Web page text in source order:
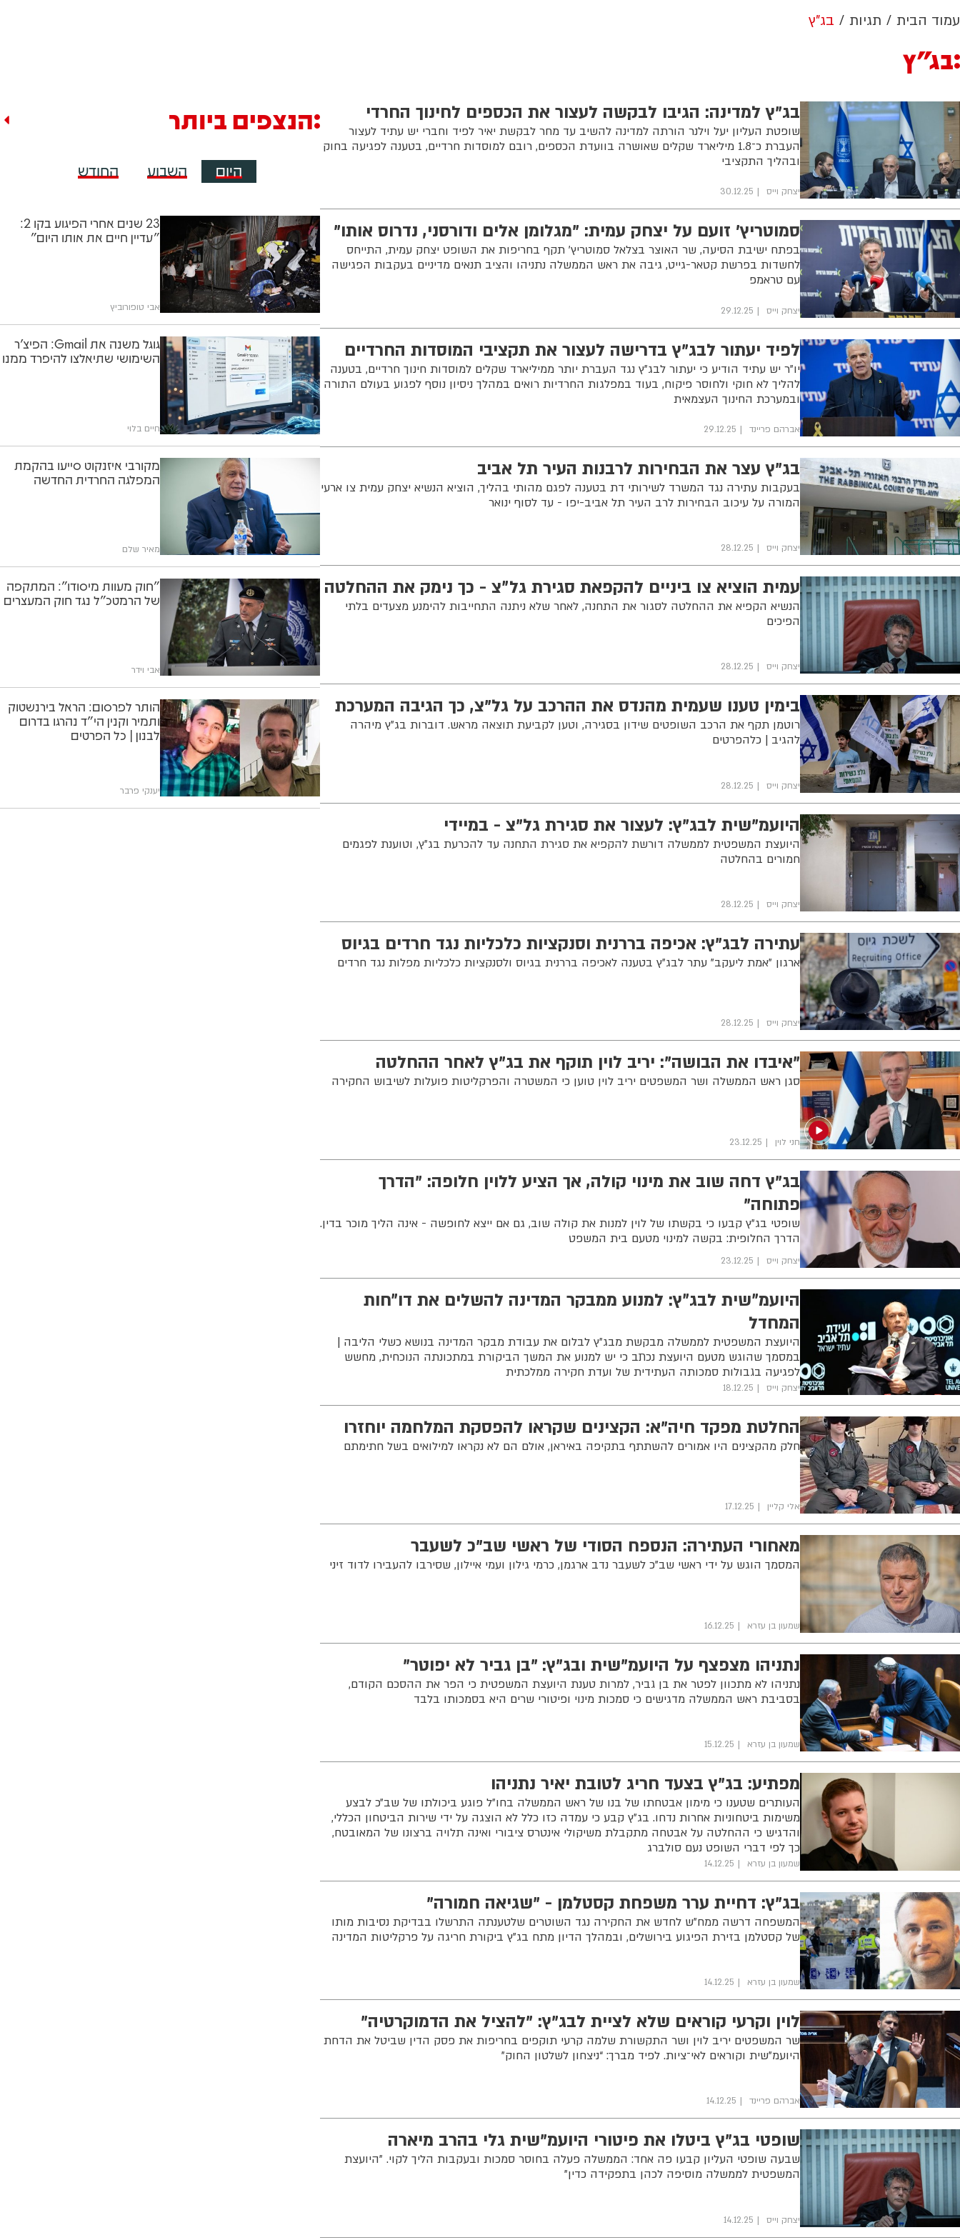
עמוד הבית תגיות בג"ץ
בג"ץ
בג"ץ למדינה: הגיבו לבקשה לעצור את הכספים לחינוך החרדי
שופטת העליון יעל וילנר הורתה למדינה להשיב עד מחר לבקשת יאיר לפיד וחברי יש עתיד לעצור
העברת כ־1.8 מיליארד שקלים שאושרה בוועדת הכספים, רובם למוסדות חרדיים, בטענה לפגיעה בחוק
ובהליך התקציבי
יצחק וייס 30.12.25
סמוטריץ' זועם על יצחק עמית: "מגלומן אלים ודורסני, נדרוס אותו"
בפתח ישיבת הסיעה, שר האוצר בצלאל סמוטריץ' תקף בחריפות את השופט יצחק עמית, התייחס
לחשדות בפרשת קטאר-גייט, גיבה את ראש הממשלה נתניהו והציב תנאים מדיניים בעקבות הפגישה
עם טראמפ
יצחק וייס 29.12.25
לפיד יעתור לבג"ץ בדרישה לעצור את תקציבי המוסדות החרדיים
יו"ר יש עתיד הודיע כי יעתור לבג"ץ נגד העברת יותר ממיליארד שקלים למוסדות חינוך חרדיים, בטענה
להליך לא חוקי ולחוסר פיקוח, בעוד במפלגות החרדיות רואים במהלך ניסיון נוסף לפגוע בעולם התורה
ובמערכת החינוך העצמאית
אברהם פריינד 29.12.25
בג"ץ עצר את הבחירות לרבנות העיר תל אביב
בעקבות עתירה נגד המשרד לשירותי דת בטענה לפגם מהותי בהליך, הוציא הנשיא יצחק עמית צו ארעי
המורה על עיכוב הבחירות לרב העיר תל אביב-יפו - עד לסוף ינואר
יצחק וייס 28.12.25
עמית הוציא צו ביניים להקפאת סגירת גל״צ - כך נימק את ההחלטה
הנשיא הקפיא את ההחלטה לסגור את התחנה, לאחר שלא ניתנה התחייבות להימנע מצעדים בלתי
הפיכים
יצחק וייס 28.12.25
בימין טענו שעמית מהנדס את ההרכב על גל"צ, כך הגיבה המערכת
רוטמן תקף את הרכב השופטים שידון בסגירה, וטען לקביעת תוצאה מראש. דוברות בג"ץ מיהרה
להגיב | כלהפרטים
יצחק וייס 28.12.25
היועמ"שית לבג"ץ: לעצור את סגירת גל"צ - במיידי
היועצת המשפטית לממשלה דורשת להקפיא את סגירת התחנה עד להכרעת בג"ץ, וטוענת לפגמים
חמורים בהחלטה
יצחק וייס 28.12.25
עתירה לבג"ץ: אכיפה בררנית וסנקציות כלכליות נגד חרדים בגיוס
ארגון "אמת ליעקב" עתר לבג"ץ בטענה לאכיפה בררנית בגיוס ולסנקציות כלכליות מפלות נגד חרדים
יצחק וייס 28.12.25
"איבדו את הבושה": יריב לוין תוקף את בג"ץ לאחר ההחלטה
סגן ראש הממשלה ושר המשפטים יריב לוין טוען כי המשטרה והפרקליטות פועלות לשיבוש החקירה
חני לוין 23.12.25
בג"ץ דחה שוב את מינוי קולה, אך הציע ללוין חלופה: "הדרך
פתוחה"
שופטי בג"ץ קבעו כי בקשתו של לוין למנות את קולה שוב, גם אם ייצא לחופשה - אינה הליך מוכר בדין.
הדרך החלופית: בקשה למינוי מטעם בית המשפט
יצחק וייס 23.12.25
היועמ״שית לבג״ץ: למנוע ממבקר המדינה להשלים את דו״חות
המחדל
היועצת המשפטית לממשלה מבקשת מבג״ץ לבלום את עבודת מבקר המדינה בנושא כשלי הליבה |
במסמך שהוגש מטעם היועצת נכתב כי יש למנוע את המשך הביקורת במתכונתה הנוכחית, מחשש
לפגיעה בגבולות סמכותה העתידית של ועדת חקירה ממלכתית
יצחק וייס 18.12.25
החלטת מפקד חיה"א: הקצינים שקראו להפסקת המלחמה יוחזרו
חלק מהקצינים היו אמורים להשתתף בתקיפה באיראן, אולם הם לא נקראו למילואים בשל חתימתם
אלי קליין 17.12.25
מאחורי העתירה: הנספח הסודי של ראשי שב"כ לשעבר
המסמך הוגש על ידי ראשי שב"כ לשעבר נדב ארגמן, כרמי גילון ועמי איילון, שסירבו להעבירו לדוד זיני
שמעון בן עזרא 16.12.25
נתניהו מצפצף על היועמ"שית ובג"ץ: "בן גביר לא יפוטר"
נתניהו לא מתכוון לפטר את בן גביר, למרות טענת היועצת המשפטית כי הפר את ההסכם הקודם,
בסביבת ראש הממשלה מדגישים כי סמכות מינוי ופיטורי שרים היא בסמכותו בלבד
שמעון בן עזרא 15.12.25
מפתיע: בג"ץ בצעד חריג לטובת יאיר נתניהו
העותרים שטענו כי מימון אבטחתו של בנו של ראש הממשלה בחו״ל פוגע ביכולתו של שב״כ לבצע
משימות ביטחוניות אחרות נדחו. בג״ץ קבע כי עמדה כזו כלל לא הוצגה על ידי שירות הביטחון הכללי,
והדגיש כי ההחלטה על אבטחה מתקבלת משיקולי אינטרס ציבורי ואינה תלויה ברצונו של המאובטח,
כך לפי דברי השופט נעם סולברג
שמעון בן עזרא 14.12.25
בג”ץ: דחיית ערר משפחת קסטלמן - "שגיאה חמורה"
המשפחה דרשה ממח"ש לחדש את החקירה נגד השוטרים שלטענתה התרשלו בבדיקת נסיבות מותו
של קסטלמן בזירת הפיגוע בירושלים, ובמהלך הדיון מתח בג"ץ ביקורת חריגה על פרקליטות המדינה
שמעון בן עזרא 14.12.25
לוין וקרעי קוראים שלא לציית לבג"ץ: "להציל את הדמוקרטיה"
שר המשפטים יריב לוין ושר התקשורת שלמה קרעי תוקפים בחריפות את פסק הדין שביטל את הדחת
היועמ"שית וקוראים לאי־ציות. לפיד מברך: “ניצחון לשלטון החוק”
אברהם פריינד 14.12.25
שופטי בג"ץ ביטלו את פיטורי היועמ"שית גלי בהרב מיארה
שבעה שופטי העליון קבעו פה אחד: הממשלה פעלה בחוסר סמכות ובעקבות הליך לקוי. "היועצת
המשפטית לממשלה מוסיפה לכהן בתפקידה כדין"
יצחק וייס 14.12.25
הנצפים ביותר
היום השבוע החודש
23 שנים אחרי הפיגוע בקו 2:
"עדיין חיים את אותו היום"
אבי טופורוביץ
גוגל משנה את Gmail: הפיצ'ר
השימושי שתיאלצו להיפרד ממנו
חיים בלוי
מקורבי איזנקוט סייעו בהקמת
המפלגה החרדית החדשה
מאיר שלם
"חוק מעוות מיסודו": המתקפה
של הרמטכ"ל נגד חוק המעצרים
אבי וידר
הותר לפרסום: הראל בירנשטוק
ותמיר וקנין הי"ד נהרגו בדרום
לבנון | כל הפרטים
יענקי פרבר